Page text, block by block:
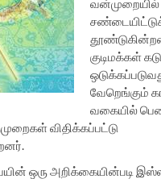
வன்முறையில்
குடிமக்கள்
வேறெங்கும்
வகையில்
விதிக்கப்பட்டு
ஒரு அறிக்கையின்படி